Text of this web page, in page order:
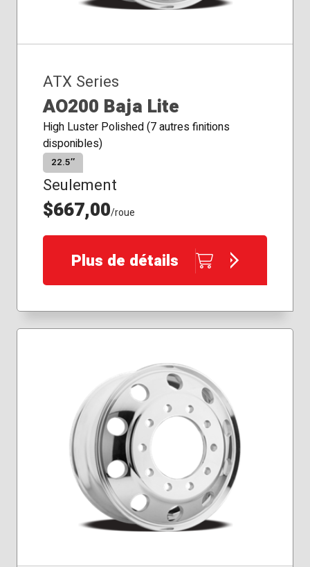
ATX Series
AO200 Baja Lite
High Luster Polished (7 autres finitions
disponibles)
22.5″
Seulement
$667,00/roue
Plus de détails